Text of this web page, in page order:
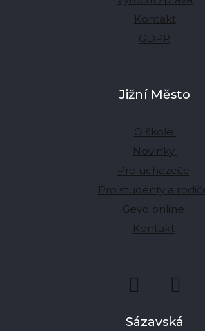
Kontakt
GDPR
Jižní Město
O škole
Novinky
Pro uchazeče
Pro studenty a
Gevo online
Kontakt
Sázavská